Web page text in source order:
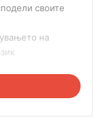
своите
на